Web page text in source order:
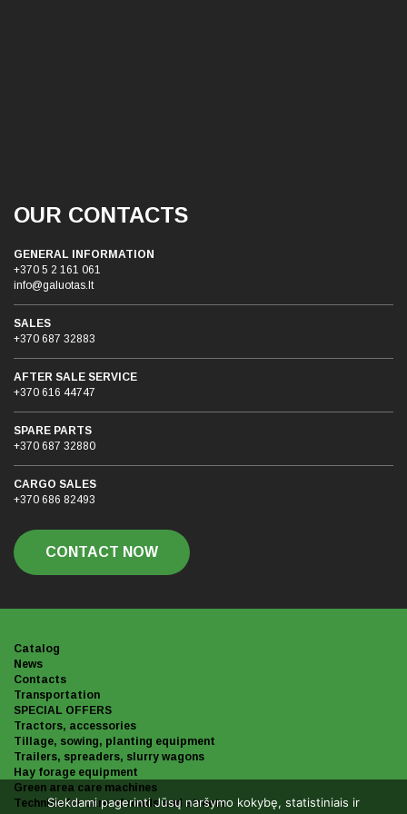
OUR CONTACTS
GENERAL INFORMATION
+370 5 2 161 061
info@galuotas.lt
SALES
+370 687 32883
AFTER SALE SERVICE
+370 616 44747
SPARE PARTS
+370 687 32880
CARGO SALES
+370 686 82493
CONTACT NOW
Catalog
News
Contacts
Transportation
SPECIAL OFFERS
Tractors, accessories
Tillage, sowing, planting equipment
Trailers, spreaders, slurry wagons
Hay forage equipment
Green area care machines
Technics for care of roads and streets
Siekdami pagerinti Jūsų naršymo kokybę, statistiniais ir